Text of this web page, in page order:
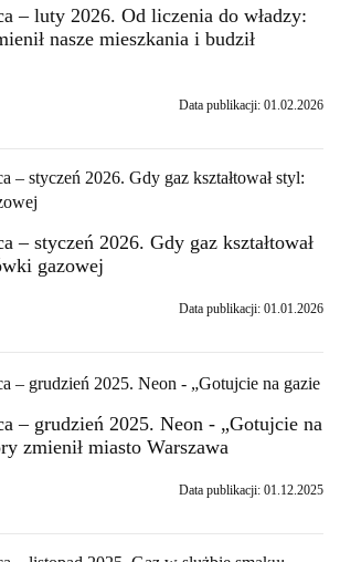
– luty 2026. Od liczenia do władzy:
nasze mieszkania i budził
Data publikacji: 01.02.2026
– styczeń 2026. Gdy gaz kształtował
gazowej
Data publikacji: 01.01.2026
– grudzień 2025. Neon - „Gotujcie na
zmienił miasto Warszawa
Data publikacji: 01.12.2025